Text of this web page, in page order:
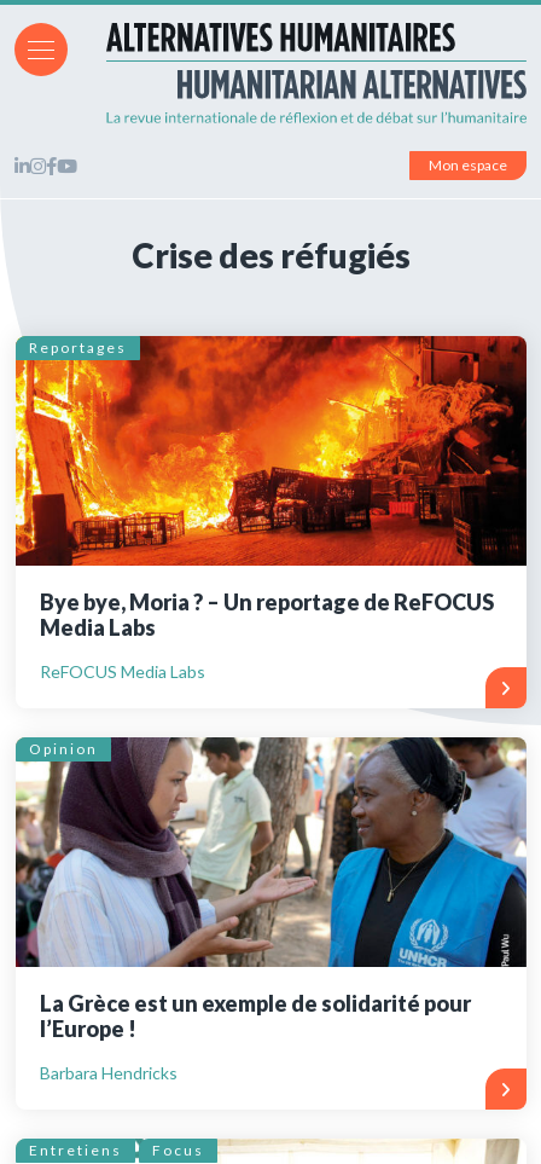
Mon espace
Crise des réfugiés
Reportages
Bye bye, Moria ? – Un reportage de ReFOCUS
Media Labs
ReFOCUS Media Labs
Opinion
La Grèce est un exemple de solidarité pour
l’Europe !
Barbara Hendricks
Entretiens Focus